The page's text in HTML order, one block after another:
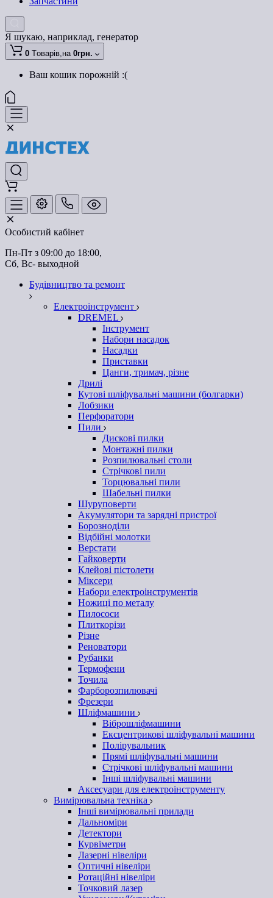
Я шукаю, наприклад, генератор
0 Tоварів,на 0грн.
Ваш кошик порожній :(
Особистий кабінет
Пн-Пт з 09:00 до 18:00,
Сб, Вс- выходной
Будівництво та ремонт
Електроінструмент
DREMEL
Інструмент
Набори насадок
Насадки
Приставки
Цанги, тримач, різне
Дрилі
Кутові шліфувальні машини (болгарки)
Лобзики
Перфоратори
Пили
Дискові пилки
Монтажні пилки
Розпилювальні столи
Стрічкові пили
Торцювальні пили
Шабельні пилки
Шуруповерти
Акумулятори та зарядні пристрої
Борозноділи
Відбійні молотки
Верстати
Гайковерти
Клейові пістолети
Міксери
Набори електроінструментів
Ножиці по металу
Пилососи
Плиткорізи
Різне
Реноватори
Рубанки
Термофени
Точила
Фарборозпилювачі
Фрезери
Шліфмашини
Віброшліфмашини
Ексцентрикові шліфувальні машини
Полірувальник
Прямі шліфувальні машини
Стрічкові шліфувальні машини
Інші шліфувальні машини
Аксесуари для електроінструменту
Вимірювальна техніка
Інші вимірювальні прилади
Дальноміри
Детектори
Курвіметри
Лазерні нівеліри
Оптичні нівеліри
Ротаційні нівеліри
Точковий лазер